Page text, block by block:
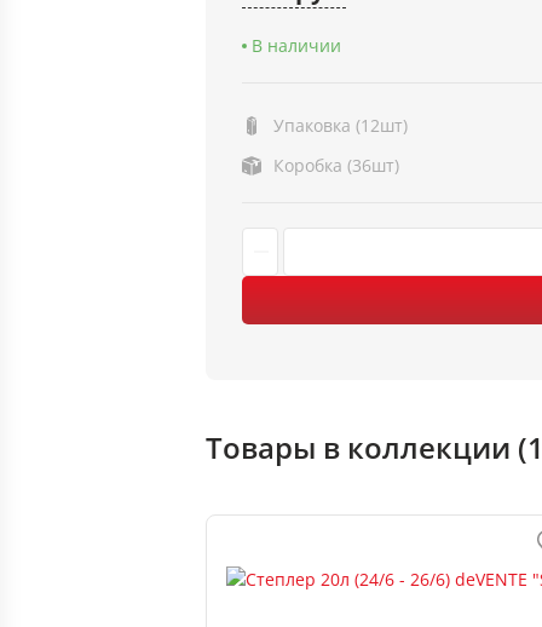
В наличии
Упаковка (12шт)
Коробка (36шт)
Товары в коллекции